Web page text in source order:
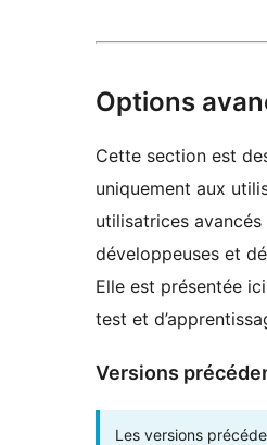
Options
Cette section est
uniquement aux
utilisatrices avancés
développeuses et
Elle est présentée
test et
Versions
Les versions